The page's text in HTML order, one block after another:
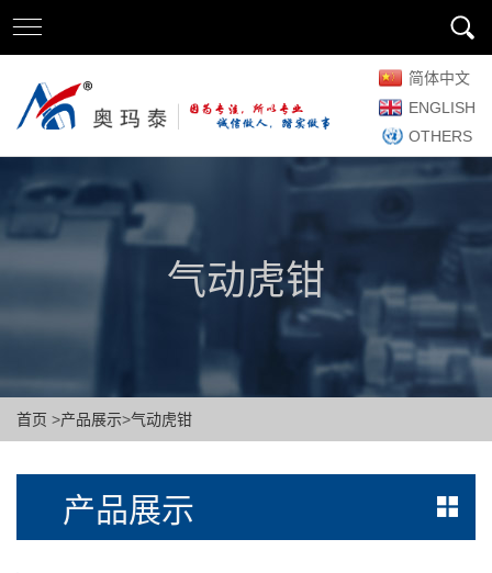
简体中文
ENGLISH
OTHERS
气动虎钳
首页 >产品展示>气动虎钳
产品展示